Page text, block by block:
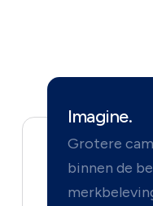
Imagine.
Grotere
binnen de